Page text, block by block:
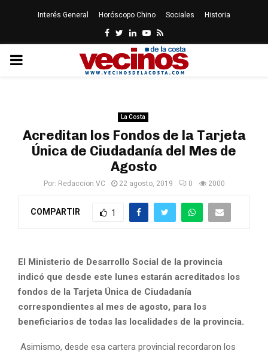
Interés General Horóscopo Chino Sociales Historia
Facebook
Twitter
LinkedinYoutube
Rss
PRIMARY
La Costa
Acreditan los Fondos de la Tarjeta
Única de Ciudadanía del Mes de
Agosto
Por: Redaccion VC 22 agosto, 2019 0 2000
COMPARTIR 1
El Ministerio de Desarrollo Social de la provincia
indicó que desde este lunes estarán acreditados los
fondos de la Tarjeta Única de Ciudadanía
correspondientes al mes de agosto, para los
beneficiarios de todas las localidades de la provincia.
Asimismo, desde esa cartera provincial recordaron los